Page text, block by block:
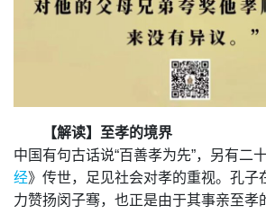
【解读】 至孝的境界
中国有句古话说“百善孝为先”，另有二
经》传世，足见社会对孝的重视。孔子
力赞扬闵子骞，也正是由于其事亲至孝